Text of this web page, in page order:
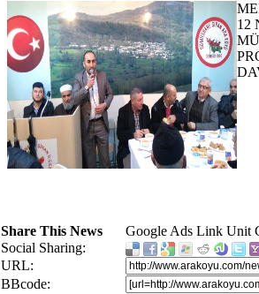
12
Share This News
Google Ads Link Unit
Social Sharing:
URL:
BBcode: